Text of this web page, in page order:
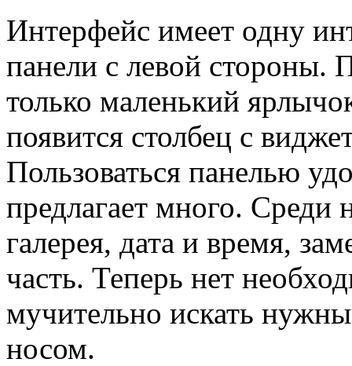
Интерфейс имеет одну
панели с левой стороны.
только маленький
появится столбец с
Пользоваться панелью
предлагает много. Среди
галерея, дата и время,
часть. Теперь нет
мучительно искать
носом.